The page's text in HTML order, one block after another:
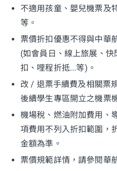
不適用孩童、嬰兒機票及
等。
票價折扣優惠不得與中華
(如會員日、線上旅展、
扣、哩程折抵...等)。
改 / 退票手續費及相關票
後續學生專區開立之機票
機場稅、燃油附加費用、
項費用不列入折扣範圍，
金額為準。
票價規範詳情，請參閱華